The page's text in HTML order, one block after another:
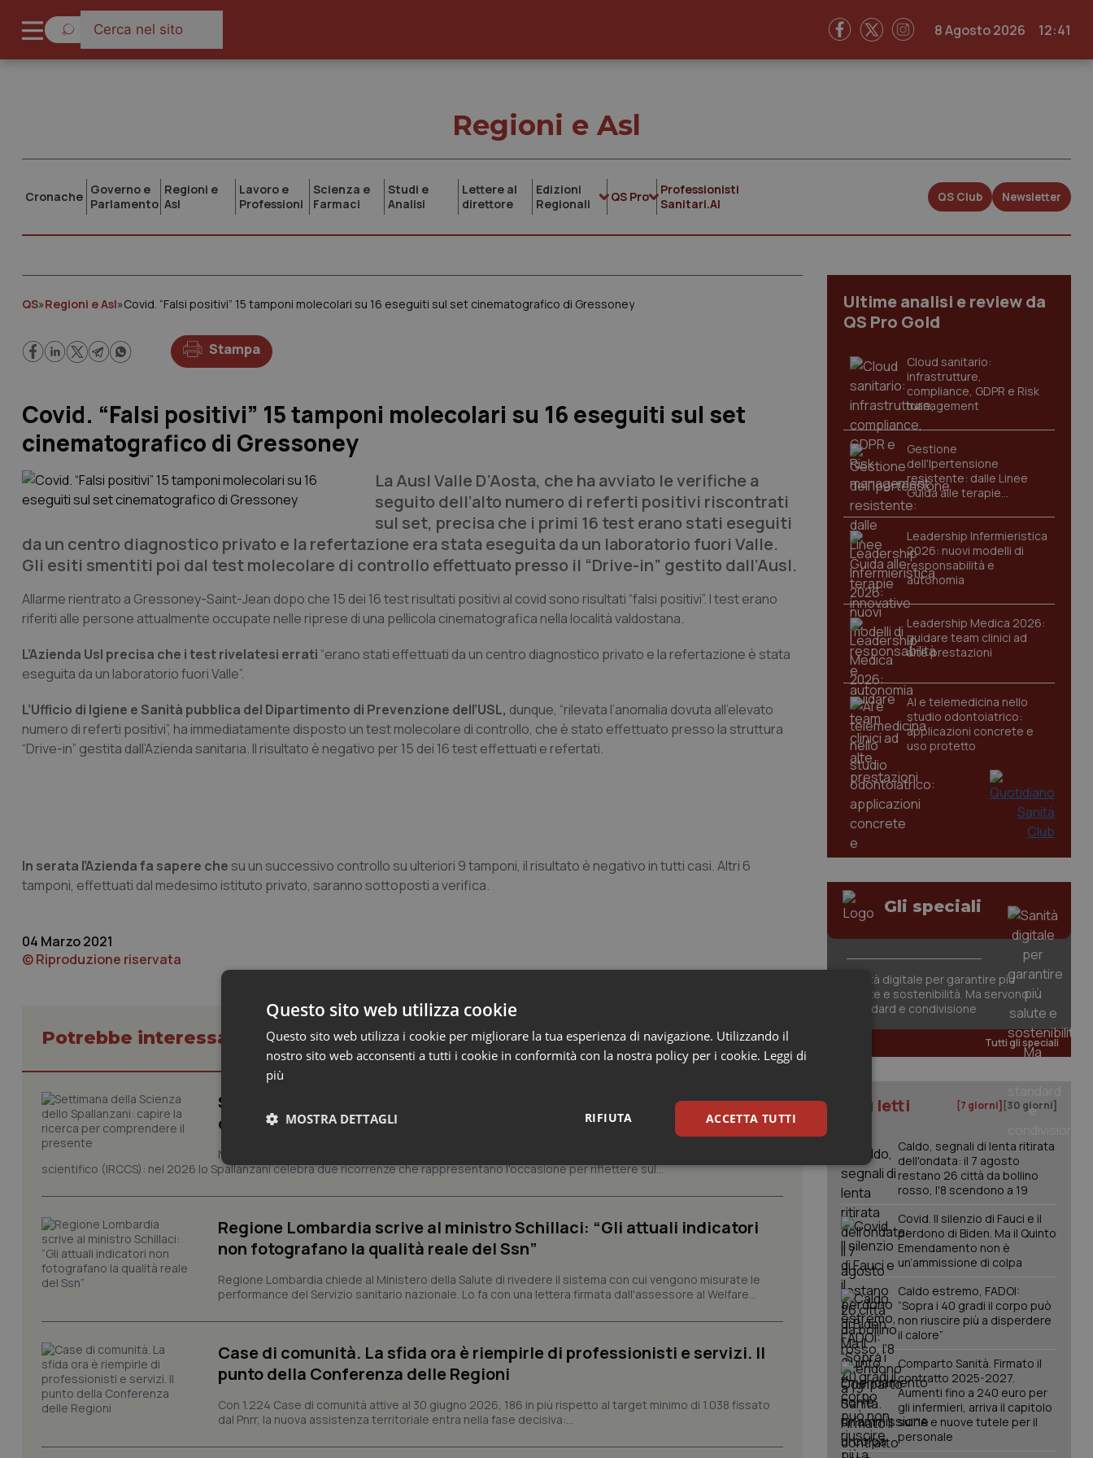
8 Agosto 2026 12:41
Regioni e Asl
Cronache Governo e
Parlamento
Regioni e
Asl
Lavoro e
Professioni
Scienza e
Farmaci
Studi e
Analisi
Lettere al
direttore
Edizioni
Regionali
QS Pro
Professionisti
Sanitari.AI
QS Club Newsletter
QS»Regioni e Asl»Covid. “Falsi positivi” 15 tamponi molecolari su 16 eseguiti sul set cinematografico di Gressoney
Stampa
Covid. “Falsi positivi” 15 tamponi molecolari su 16 eseguiti sul set
cinematografico di Gressoney
La Ausl Valle D’Aosta, che ha avviato le verifiche a
seguito dell’alto numero di referti positivi riscontrati
sul set, precisa che i primi 16 test erano stati eseguiti
da un centro diagnostico privato e la refertazione era stata eseguita da un laboratorio fuori Valle.
Gli esiti smentiti poi dal test molecolare di controllo effettuato presso il “Drive-in” gestito dall’Ausl.
Allarme rientrato a Gressoney-Saint-Jean dopo che 15 dei 16 test risultati positivi al covid sono risultati “falsi positivi”. I test erano
riferiti alle persone attualmente occupate nelle riprese di una pellicola cinematografica nella località valdostana.
L’Azienda Usl precisa che i test rivelatesi errati “erano stati effettuati da un centro diagnostico privato e la refertazione è stata
eseguita da un laboratorio fuori Valle”.
L’Ufficio di Igiene e Sanità pubblica del Dipartimento di Prevenzione dell’USL, dunque, “rilevata l’anomalia dovuta all’elevato
numero di referti positivi”, ha immediatamente disposto un test molecolare di controllo, che è stato effettuato presso la struttura
“Drive-in” gestita dall’Azienda sanitaria. Il risultato è negativo per 15 dei 16 test effettuati e refertati.
In serata l’Azienda fa sapere che su un successivo controllo su ulteriori 9 tamponi, il risultato è negativo in tutti casi. Altri 6
tamponi, effettuati dal medesimo istituto privato, saranno sottoposti a verifica.
04 Marzo 2021
© Riproduzione riservata
Potrebbe interessarti in Regioni e Asl
Settimana della Scienza dello Spallanzani: capire la ricerca per
comprendere il presente
Novant'anni dalla fondazione e trent'anni dal riconoscimento come Istituto di ricovero e cura a carattere
scientifico (IRCCS): nel 2026 lo Spallanzani celebra due ricorrenze che rappresentano l'occasione per riflettere sul...
Regione Lombardia scrive al ministro Schillaci: “Gli attuali indicatori
non fotografano la qualità reale del Ssn”
Regione Lombardia chiede al Ministero della Salute di rivedere il sistema con cui vengono misurate le
performance del Servizio sanitario nazionale. Lo fa con una lettera firmata dall'assessore al Welfare...
Case di comunità. La sfida ora è riempirle di professionisti e servizi. Il
punto della Conferenza delle Regioni
Con 1.224 Case di comunità attive al 30 giugno 2026, 186 in più rispetto al target minimo di 1.038 fissato
dal Pnrr, la nuova assistenza territoriale entra nella fase decisiva:...
Ultime analisi e review da
QS Pro Gold
Cloud sanitario:
infrastrutture,
compliance, GDPR e Risk
management
Gestione
dell'Ipertensione
resistente: dalle Linee
Guida alle terapie
innovative
Leadership Infermieristica
2026: nuovi modelli di
responsabilità e
autonomia
Leadership Medica 2026:
guidare team clinici ad
alte prestazioni
AI e telemedicina nello
studio odontoiatrico:
applicazioni concrete e
uso protetto
Gli speciali
Sanità digitale per garantire più
salute e sostenibilità. Ma servono
standard e condivisione
Tutti gli speciali
I più letti [7 giorni] [30 giorni]
Caldo, segnali di lenta ritirata
dell'ondata: il 7 agosto
restano 26 città da bollino
rosso, l'8 scendono a 19
Covid. Il silenzio di Fauci e il
perdono di Biden. Ma il Quinto
Emendamento non è
un’ammissione di colpa
Caldo estremo, FADOI:
“Sopra i 40 gradi il corpo può
non riuscire più a disperdere
il calore”
Comparto Sanità. Firmato il
contratto 2025-2027.
Aumenti fino a 240 euro per
gli infermieri, arriva il capitolo
sull'IA e nuove tutele per il
personale
Questo sito web utilizza cookie
Questo sito web utilizza i cookie per migliorare la tua esperienza di navigazione. Utilizzando il
nostro sito web acconsenti a tutti i cookie in conformità con la nostra policy per i cookie. Leggi di
più
ACCETTA TUTTI
RIFIUTA
MOSTRA DETTAGLI
Necessari Statistici Marketing
Necessari Statistici Marketing
e l'accesso alle aree protette del sito. Il sito web non è in grado di funzionare correttamente senza questi cookie.
Nome
Fornitore /Dominio Scadenza
Descrizione
VISITOR_PRIVACY_METADATA
YouTube
.youtube.com
del visitatore riguardo a varie politiche e